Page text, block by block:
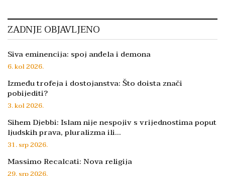
ZADNJE OBJAVLJENO
Siva eminencija: spoj anđela i demona
6. kol 2026.
Između trofeja i dostojanstva: Što doista znači
pobijediti?
3. kol 2026.
Sihem Djebbi: Islam nije nespojiv s vrijednostima poput
ljudskih prava, pluralizma ili…
31. srp 2026.
Massimo Recalcati: Nova religija